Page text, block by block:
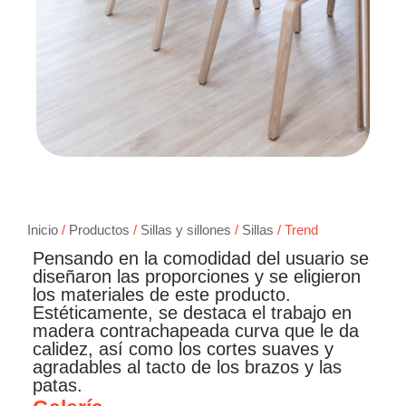
Inicio / Productos / Sillas y sillones / Sillas / Trend
Pensando en la comodidad del usuario se
diseñaron las proporciones y se eligieron
los materiales de este producto.
Estéticamente, se destaca el trabajo en
madera contrachapeada curva que le da
calidez, así como los cortes suaves y
agradables al tacto de los brazos y las
patas.